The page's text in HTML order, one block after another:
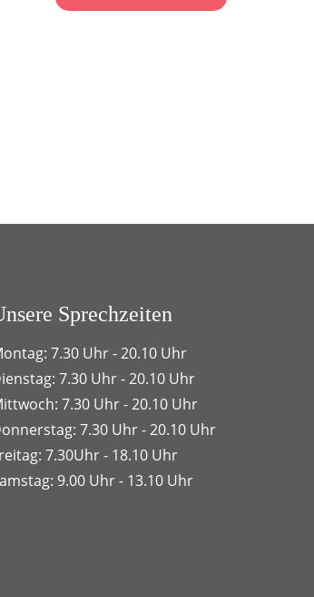
Sprechzeiten
7.30 Uhr - 20.10 Uhr
7.30 Uhr - 20.10 Uhr
7.30 Uhr - 20.10 Uhr
7.30 Uhr - 20.10 Uhr
7.30Uhr - 18.10 Uhr
9.00 Uhr - 13.10 Uhr